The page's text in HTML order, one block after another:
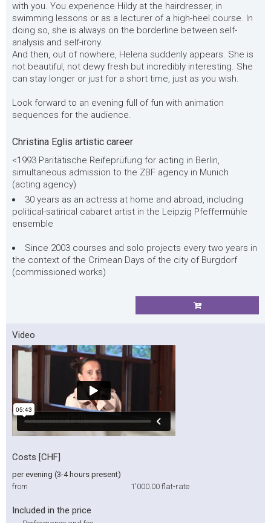
with you. You experience Hildy at the hairdresser, in
swimming lessons or as a lecturer of a high-heel course. In
doing so, she is always on the borderline between self-
analysis and self-irony.
And then, out of nowhere, Helena suddenly appears. She is
not beautiful, not dewy fresh but incredibly interesting. She
can stay longer or just for a short time, just as you wish.
Look forward to an evening full of fun with animation
sequences for the audience.
Christina Eglis artistic career
<1993 Paritätische Reifeprüfung for acting in Berlin,
simultaneous admission to the ZBF agency in Munich
(acting agency)
30 years as an actress at home and abroad, including
political-satirical cabaret artist in the Leipzig Pfeffermühle
ensemble
Since 2003 courses and solo projects every two years in
the context of the Crimean Days of the city of Burgdorf
(commissioned works)
Video
Costs [CHF]
per evening (3-4 hours present)
from
1'000.00 flat-rate
Included in the price